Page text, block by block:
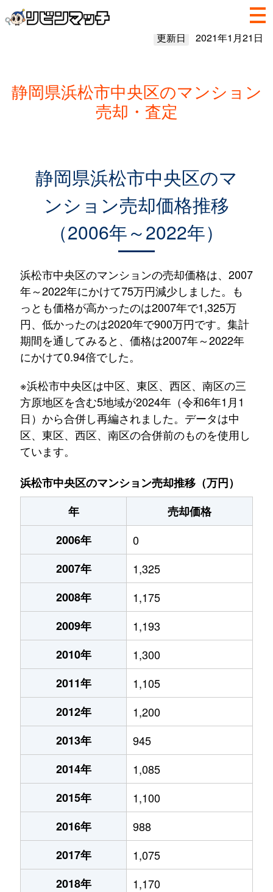
更新日 2021年1月21日
静岡県浜松市中央区のマンション
売却・査定
静岡県浜松市中央区のマ
ンション売却価格推移
（2006年～2022年）
浜松市中央区のマンションの売却価格は、2007
年～2022年にかけて75万円減少しました。も
っとも価格が高かったのは2007年で1,325万
円、低かったのは2020年で900万円です。集計
期間を通してみると、価格は2007年～2022年
にかけて0.94倍でした。
※浜松市中央区は中区、東区、西区、南区の三
方原地区を含む5地域が2024年（令和6年1月1
日）から合併し再編されました。データは中
区、東区、西区、南区の合併前のものを使用し
ています。
浜松市中央区のマンション売却推移（万円）
年
売却価格
2006年
0
2007年
1,325
2008年
1,175
2009年
1,193
2010年
1,300
2011年
1,105
2012年
1,200
2013年
945
2014年
1,085
2015年
1,100
2016年
988
2017年
1,075
2018年
1,170